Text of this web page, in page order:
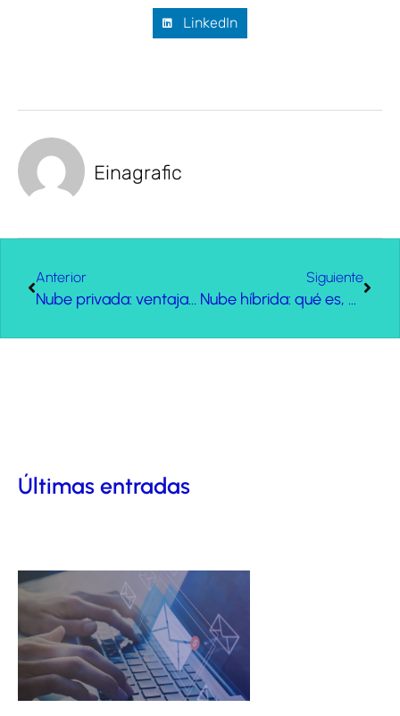
LinkedIn
Einagrafic
Anterior
Nube privada: ventajas y desventajas
Siguiente
Nube híbrida: qué es, ventajas y desventajas
Últimas entradas